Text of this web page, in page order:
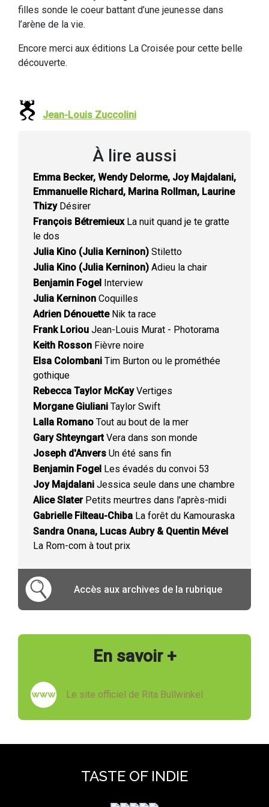
filles sonde le coeur battant d’une jeunesse dans
l’arène de la vie.
Encore merci aux éditions La Croisée pour cette belle
découverte.
Jean-Louis Zuccolini
À lire aussi
Emma Becker, Wendy Delorme, Joy Majdalani,
Emmanuelle Richard, Marina Rollman, Laurine
ThizyDésirer
François BétremieuxLa nuit quand je te gratte
le dos
Julia Kino (Julia Kerninon) Stiletto
Julia Kino (Julia Kerninon) Adieu la chair
Benjamin Fogel Interview
Julia Kerninon Coquilles
Adrien DénouetteNik ta race
Frank Loriou Jean-Louis Murat - Photorama
Keith Rosson Fièvre noire
Elsa Colombani Tim Burton ou le prométhée
gothique
Rebecca Taylor McKayVertiges
Morgane Giuliani Taylor Swift
Lalla Romano Tout au bout de la mer
Gary ShteyngartVera dans son monde
Joseph d'Anvers Un été sans fin
Benjamin Fogel Les évadés du convoi 53
Joy Majdalani Jessica seule dans une chambre
Alice SlaterPetits meurtres dans l'après-midi
Gabrielle Filteau-Chiba La forêt du Kamouraska
Sandra Onana, Lucas Aubry & Quentin Mével
La Rom-com à tout prix
Accès aux archives de la rubrique
En savoir +
Le site officiel de Rita Bullwinkel
TASTE OF INDIE